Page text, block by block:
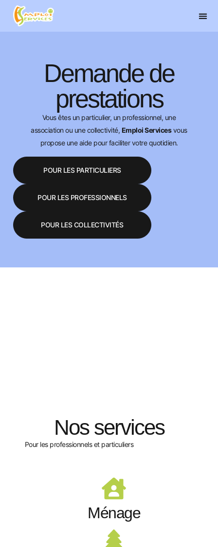
Demande de
prestations
Vous êtes un particulier, un professionnel, une
association ou une collectivité, Emploi Servicesvous
propose une aide pour faciliter votre quotidien.
POUR LES PARTICULIERS
POUR LES PROFESSIONNELS
POUR LES COLLECTIVITÉS
Nos services
Pour les professionnels et particuliers
Ménage